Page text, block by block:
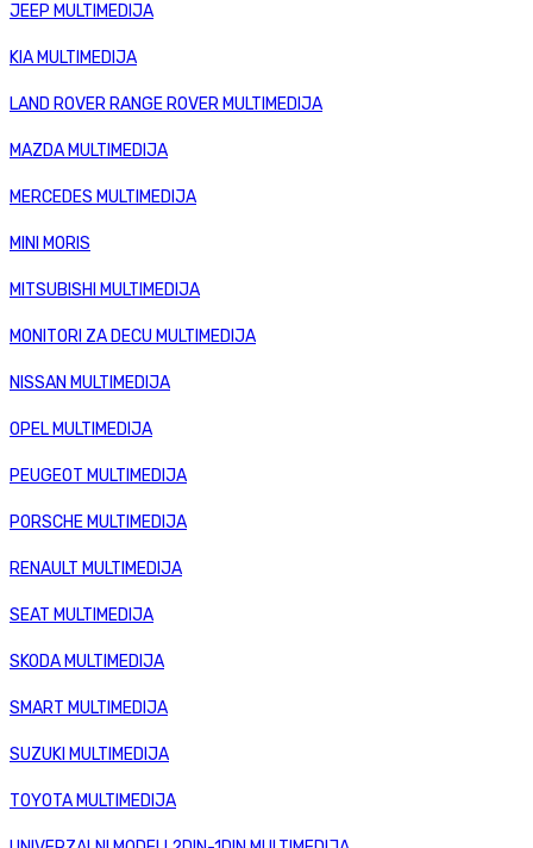
JEEP MULTIMEDIJA
KIA MULTIMEDIJA
LAND ROVER RANGE ROVER MULTIMEDIJA
MAZDA MULTIMEDIJA
MERCEDES MULTIMEDIJA
MINI MORIS
MITSUBISHI MULTIMEDIJA
MONITORI ZA DECU MULTIMEDIJA
NISSAN MULTIMEDIJA
OPEL MULTIMEDIJA
PEUGEOT MULTIMEDIJA
PORSCHE MULTIMEDIJA
RENAULT MULTIMEDIJA
SEAT MULTIMEDIJA
SKODA MULTIMEDIJA
SMART MULTIMEDIJA
SUZUKI MULTIMEDIJA
TOYOTA MULTIMEDIJA